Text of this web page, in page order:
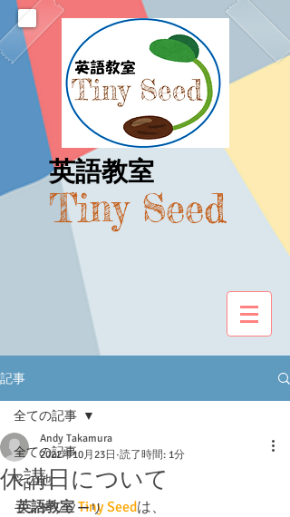
​英語教室
Tiny Seed
記事
全ての記事
その他
モンテッソーリ
全ての記事
休講日について
Andy Takamura
2022年10月23日 読了時間: 1分
英語教室 Tiny Seedは、